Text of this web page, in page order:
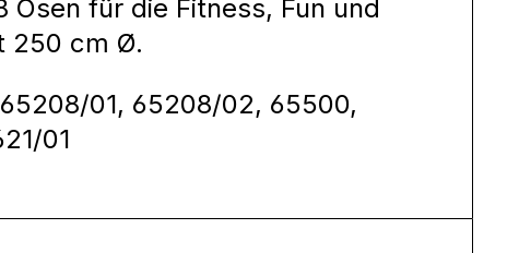
Ösen für die Fitness, Fun und
250 cm Ø.
01, 65208/02, 65500,
01